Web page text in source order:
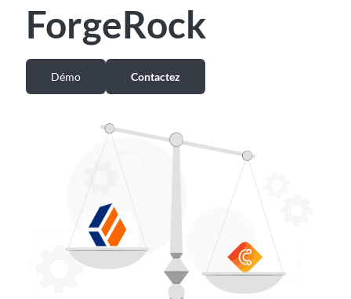
ForgeRock
Démo Contactez